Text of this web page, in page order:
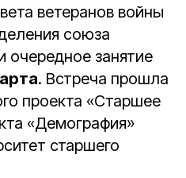
ветеранов войны
союза
очередное занятие
. Встреча прошла
проекта «Старшее
«Демография»
старшего